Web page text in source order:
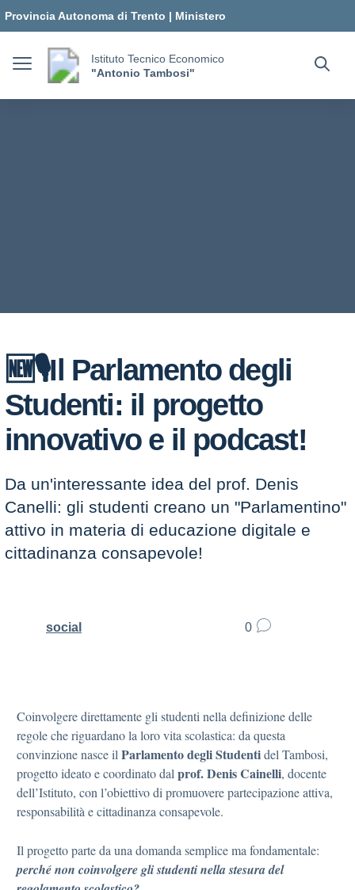
Provincia Autonoma di Trento | Ministero
dell'Istruzione e del Merito
Istituto Tecnico Economico
"Antonio Tambosi"
🆕🎙️Il Parlamento degli
Studenti: il progetto
innovativo e il podcast!
Da un'interessante idea del prof. Denis
Canelli: gli studenti creano un "Parlamentino"
attivo in materia di educazione digitale e
cittadinanza consapevole!
social 0
Coinvolgere direttamente gli studenti nella definizione delle
regole che riguardano la loro vita scolastica: da questa
convinzione nasce il Parlamento degli Studentidel Tambosi,
progetto ideato e coordinato dal prof. Denis Cainelli, docente
dell’Istituto, con l’obiettivo di promuovere partecipazione attiva,
responsabilità e cittadinanza consapevole.
Il progetto parte da una domanda semplice ma fondamentale:
perché non coinvolgere gli studenti nella stesura del